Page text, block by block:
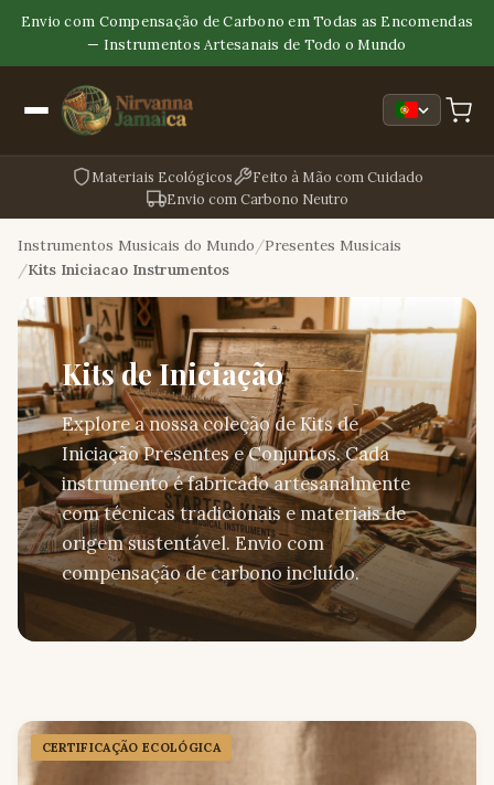
Envio com Compensação de Carbono em Todas as Encomendas
— Instrumentos Artesanais de Todo o Mundo
Materiais Ecológicos
Feito à Mão com Cuidado
Envio com Carbono Neutro
Instrumentos Musicais do Mundo
Presentes Musicais
Kits Iniciacao Instrumentos
Kits de Iniciação
Explore a nossa coleção de Kits de
Iniciação Presentes e Conjuntos. Cada
instrumento é fabricado artesanalmente
com técnicas tradicionais e materiais de
origem sustentável. Envio com
compensação de carbono incluído.
CERTIFICAÇÃO ECOLÓGICA